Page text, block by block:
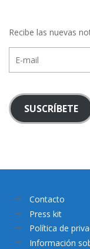
Recibe las nuevas
mail
SUSCRÍBETE
Contacto
Press kit
Política de
Información